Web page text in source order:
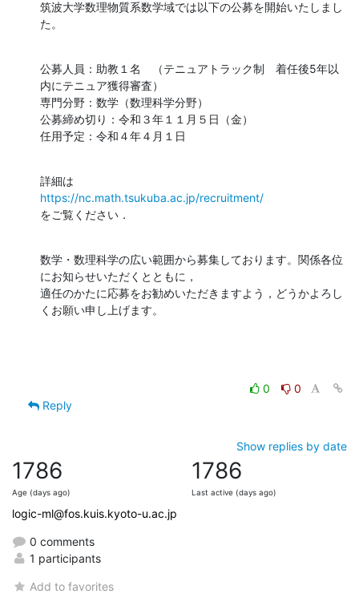
筑波大学数理物質系数学域では以下の公募を開始いたしまし
た。
公募人員：助教１名　（テニュアトラック制　着任後5年以
内にテニュア獲得審査）
専門分野：数学（数理科学分野）
公募締め切り：令和３年１１月５日（金）
任用予定：令和４年４月１日
https://nc.math.tsukuba.ac.jp/recruitment/
をご覧ください．
数学・数理科学の広い範囲から募集しております。関係各位
にお知らせいただくとともに，
適任のかたに応募をお勧めいただきますよう，どうかよろし
くお願い申し上げます。
0
0
Reply
Show replies by date
1786
Age (days ago)
1786
Last active (days ago)
logic-ml@fos.kuis.kyoto-u.ac.jp
0 comments
1 participants
Add to favorites